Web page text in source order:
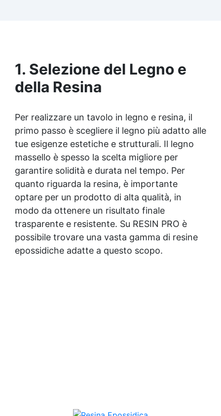
1. Selezione del Legno e
della Resina
Per realizzare un tavolo in legno e resina, il
primo passo è scegliere il legno più adatto alle
tue esigenze estetiche e strutturali. Il legno
massello è spesso la scelta migliore per
garantire solidità e durata nel tempo. Per
quanto riguarda la resina, è importante
optare per un prodotto di alta qualità, in
modo da ottenere un risultato finale
trasparente e resistente. Su RESIN PRO è
possibile trovare una vasta gamma di resine
epossidiche adatte a questo scopo.